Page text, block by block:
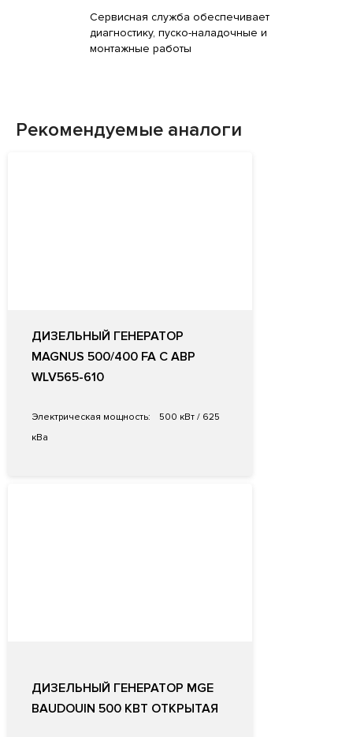
Сервисная служба обеспечивает
диагностику, пуско-наладочные и
монтажные работы
Рекомендуемые аналоги
ДИЗЕЛЬНЫЙ ГЕНЕРАТОР
MAGNUS 500/400 FA С АВР
WLV565-610
Электрическая мощность:
500 кВт / 625
кВа
ДИЗЕЛЬНЫЙ ГЕНЕРАТОР MGE
BAUDOUIN 500 КВТ ОТКРЫТАЯ